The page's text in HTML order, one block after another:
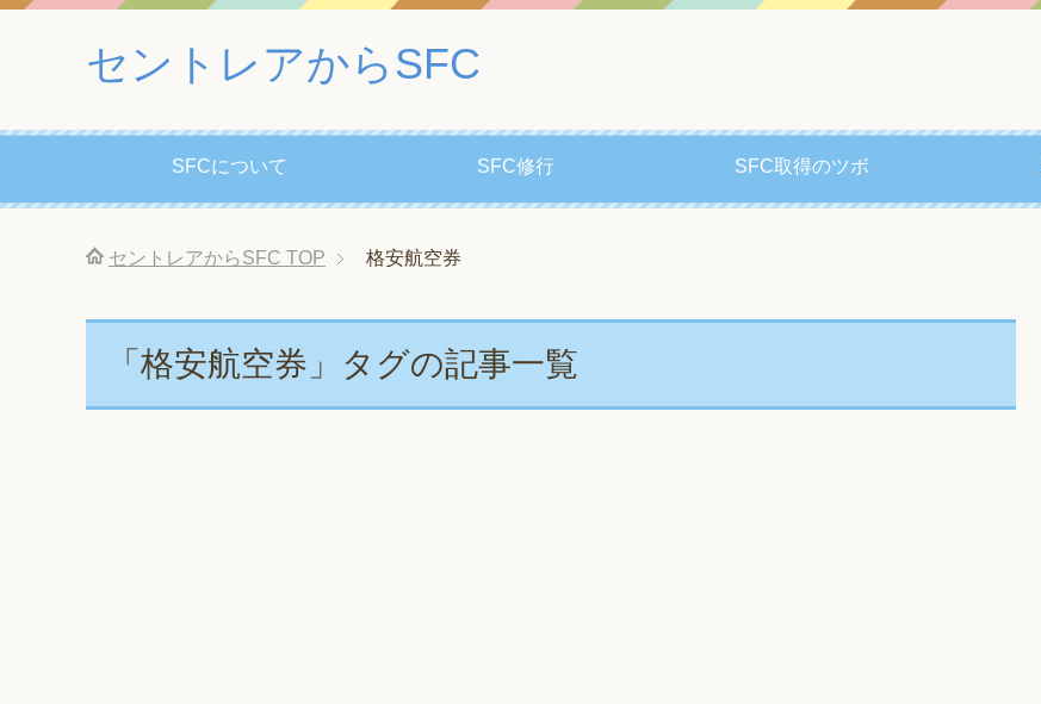
セントレアからSFC
SFCについて SFC修行 SFC取得のツボ
セントレアからSFC TOP 格安航空券
「格安航空券」タグの記事一覧